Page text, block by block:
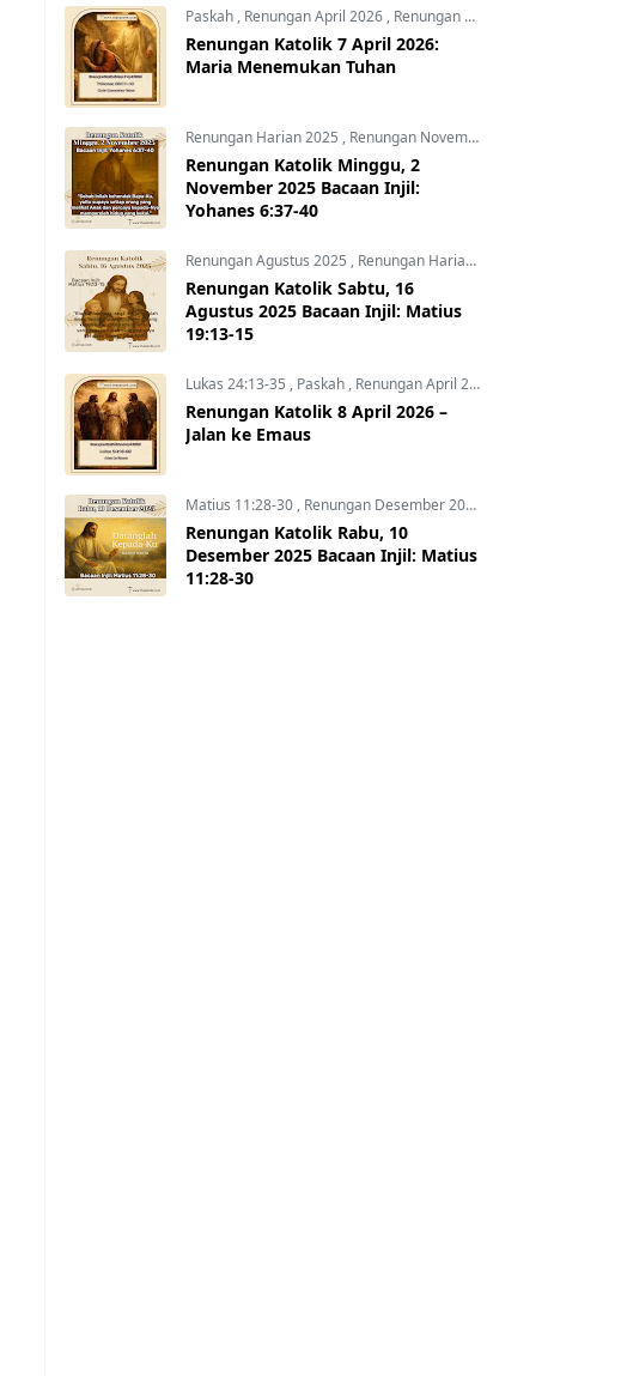
Paskah , Renungan April 2026 , Renungan Hari Ini
Renungan Katolik 7 April 2026:
Maria Menemukan Tuhan
Renungan Harian 2025 , Renungan November 2025
Renungan Katolik Minggu, 2
November 2025 Bacaan Injil:
Yohanes 6:37-40
Renungan Agustus 2025 , Renungan Harian 2025
Renungan Katolik Sabtu, 16
Agustus 2025 Bacaan Injil: Matius
19:13-15
Lukas 24:13-35 , Paskah , Renungan April 2026
Renungan Katolik 8 April 2026 –
Jalan ke Emaus
Matius 11:28-30 , Renungan Desember 2025
Renungan Katolik Rabu, 10
Desember 2025 Bacaan Injil: Matius
11:28-30